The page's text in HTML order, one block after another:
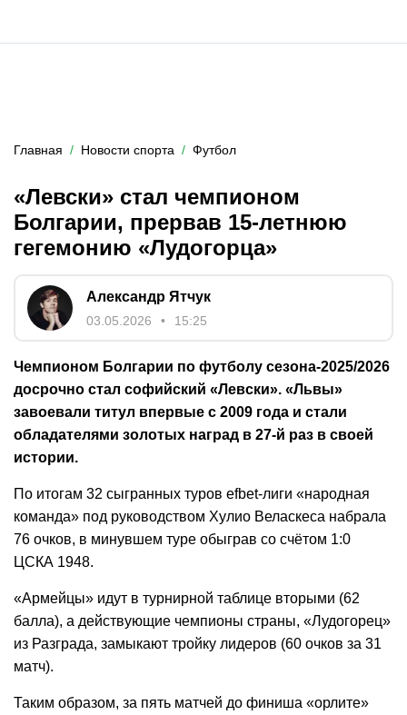
Главная Новости спорта Футбол
«Левски» стал чемпионом
Болгарии, прервав 15-летнюю
гегемонию «Лудогорца»
Александр Ятчук
03.05.2026 15:25
Чемпионом Болгарии по футболу сезона-2025/2026
досрочно стал софийский «Левски». «Львы»
завоевали титул впервые с 2009 года и стали
обладателями золотых наград в 27-й раз в своей
истории.
По итогам 32 сыгранных туров efbet-лиги «народная
команда» под руководством Хулио Веласкеса набрала
76 очков, в минувшем туре обыграв со счётом 1:0
ЦСКА 1948.
«Армейцы» идут в турнирной таблице вторыми (62
балла), а действующие чемпионы страны, «Лудогорец»
из Разграда, замыкают тройку лидеров (60 очков за 31
матч).
Таким образом, за пять матчей до финиша «орлите»